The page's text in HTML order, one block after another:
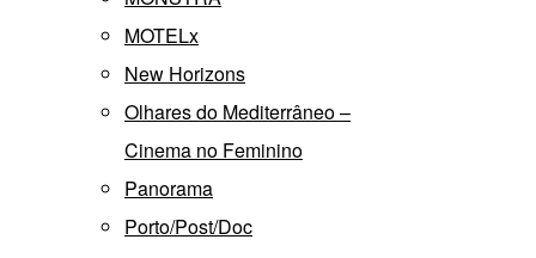
MOTELx
New Horizons
Olhares do Mediterrâneo –
Cinema no Feminino
Panorama
Porto/Post/Doc